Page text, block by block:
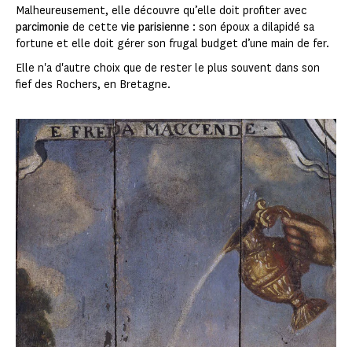
Malheureusement, elle découvre qu’elle doit profiter avec
parcimonie de cette vie parisienne : son époux a dilapidé sa
fortune et elle doit gérer son frugal budget d’une main de fer.
Elle n'a d'autre choix que de rester le plus souvent dans son
fief des Rochers, en Bretagne.